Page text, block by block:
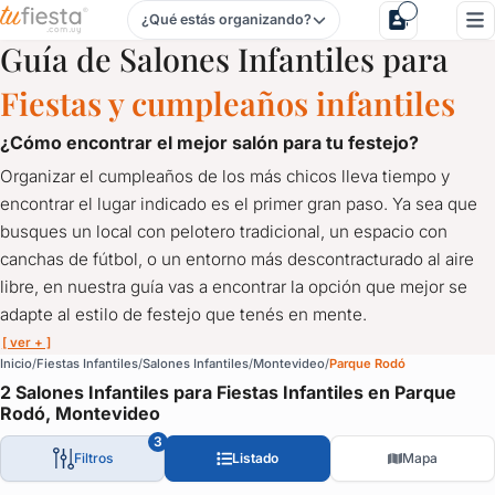
Salones Infantiles para Fiestas Infantiles en Parque Rodó,
¿Qué estás organizando?
Guía de Salones Infantiles para
Fiestas y cumpleaños infantiles
¿cómo encontrar el mejor salón para tu festejo?
Organizar el cumpleaños de los más chicos lleva tiempo y
encontrar el lugar indicado es el primer gran paso. Ya sea que
busques un local con pelotero tradicional, un espacio con
canchas de fútbol, o un entorno más descontracturado al aire
libre, en nuestra guía vas a encontrar la opción que mejor se
adapte al estilo de festejo que tenés en mente.
[ ver + ]
Inicio Fiestas Infantiles Salones Infantiles Montevideo Parque Rodó
2 Salones Infantiles para Fiestas Infantiles en Parque
Rodó, Montevideo
Filtros
3
Listado
Mapa
Salones Infantiles para Fiestas Infantiles en Parque Rodó,
Salones de Fiestas Infantiles en Uruguay
Organizar el cumpleaños de los más chicos lleva tiempo y
Reunimos un directorio completo de
salones infantiles y